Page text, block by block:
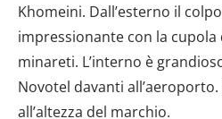
Khomeini. Dall’esterno il
impressionante con la
minareti. L’interno è
Novotel davanti
all’altezza del marchio.